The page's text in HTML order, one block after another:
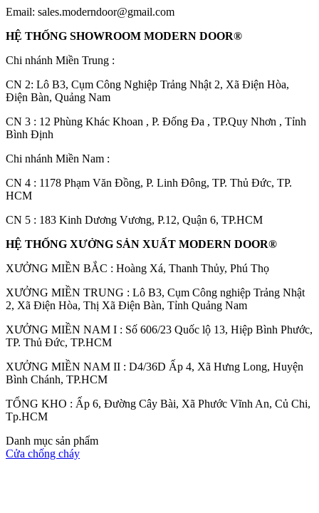
Các loại cửa
Cửa Gỗ HDF Veneer
Email: sales.moderndoor@gmail.com
HỆ THỐNG SHOWROOM MODERN DOOR®
Chi nhánh Miền Trung :
CN 2: Lô B3, Cụm Công Nghiệp Trảng Nhật 2, Xã Điện Hòa,
Điện Bàn, Quảng Nam
CN 3 : 12 Phùng Khác Khoan , P. Đống Đa , TP.Quy Nhơn , Tỉnh
Bình Định
Chi nhánh Miền Nam :
CN 4 : 1178 Phạm Văn Đồng, P. Linh Đông, TP. Thủ Đức, TP.
HCM
CN 5 : 183 Kinh Dương Vương, P.12, Quận 6, TP.HCM
HỆ THỐNG XƯỞNG SẢN XUẤT MODERN DOOR®
XƯỞNG MIỀN BẮC : Hoàng Xá, Thanh Thủy, Phú Thọ
XƯỞNG MIỀN TRUNG : Lô B3, Cụm Công nghiệp Trảng Nhật
2, Xã Điện Hòa, Thị Xã Điện Bàn, Tỉnh Quảng Nam
XƯỞNG MIỀN NAM I : Số 606/23 Quốc lộ 13, Hiệp Bình Phước,
TP. Thủ Đức, TP.HCM
XƯỞNG MIỀN NAM II : D4/36D Ấp 4, Xã Hưng Long, Huyện
Bình Chánh, TP.HCM
TỔNG KHO : Ấp 6, Đường Cây Bài, Xã Phước Vĩnh An, Củ Chi,
Tp.HCM
Danh mục sản phẩm
Cửa chống cháy